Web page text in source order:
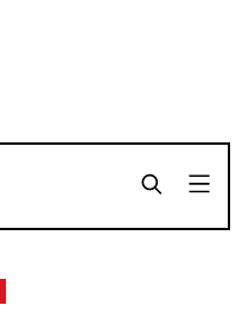
SHARE
SHARE